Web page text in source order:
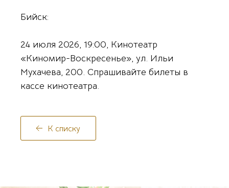
Бийск:
24 июля 2026, 19:00, Кинотеатр
«Киномир-Воскресенье», ул. Ильи
Мухачева, 200. Спрашивайте билеты в
кассе кинотеатра.
К списку